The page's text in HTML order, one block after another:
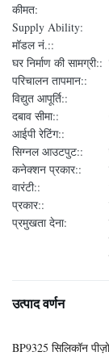
कीमत:
Supply Ability:
मॉडल नं.::
घर निर्माण की सामग्री::
परिचालन तापमान::
विद्युत आपूर्ति::
दबाव सीमा::
आईपी रेटिंग::
सिग्नल आउटपुट::
कनेक्शन प्रकार::
वारंटी::
प्रकार::
प्रमुखता देना:
उत्पाद वर्णन
BP9325 सिलिकॉन